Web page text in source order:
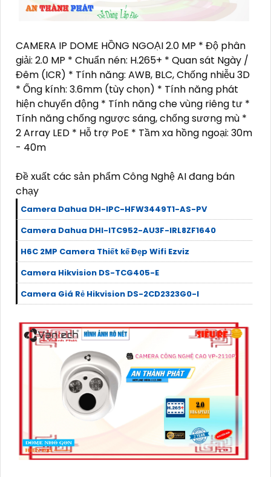
CAMERA IP DOME HỒNG NGOẠI 2.0 MP * Độ phân
giải: 2.0 MP * Chuẩn nén: H.265+ * Quan sát Ngày /
Đêm (ICR) * Tính năng: AWB, BLC, Chống nhiễu 3D
* Ống kính: 3.6mm (tùy chọn) * Tính năng phát
hiện chuyển động * Tính năng che vùng riêng tư *
Tính năng chống ngược sáng, chống sương mù *
2 Array LED * Hỗ trợ PoE * Tầm xa hồng ngoại: 30m
- 40m
Đề xuất các sản phẩm Công Nghệ AI đang bán
chạy
Camera Dahua DH-IPC-HFW3449T1-AS-PV
Camera Dahua DHI-ITC952-AU3F-IRL8ZF1640
H6C 2MP Camera Thiết kế Đẹp Wifi Ezviz
Camera Hikvision DS-TCG405-E
Camera Giá Rẻ Hikvision DS-2CD2323G0-I